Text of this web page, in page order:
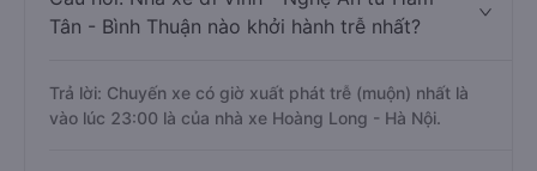
Tân - Bình Thuận nào khởi hành trễ nhất?
Trả lời: Chuyến xe có giờ xuất phát trễ (muộn) nhất là
vào lúc 23:00 là của nhà xe Hoàng Long - Hà Nội.